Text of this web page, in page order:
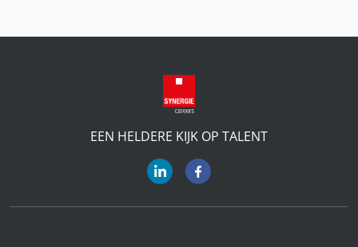
EEN HELDERE KIJK OP TALENT